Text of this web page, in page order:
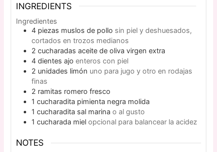
INGREDIENTS
Ingredientes
4 piezas muslos de pollo sin piel y deshuesados,
cortados en trozos medianos
2 cucharadas aceite de oliva virgen extra
4 dientes ajo enteros con piel
2 unidades limón uno para jugo y otro en rodajas
finas
2 ramitas romero fresco
1 cucharadita pimienta negra molida
1 cucharadita sal marina o al gusto
1 cucharada miel opcional para balancear la acidez
NOTES